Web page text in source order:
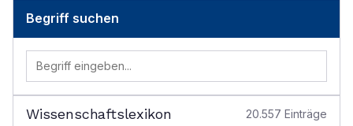
Begriff suchen
Wissenschaftslexikon 20.557 Einträge